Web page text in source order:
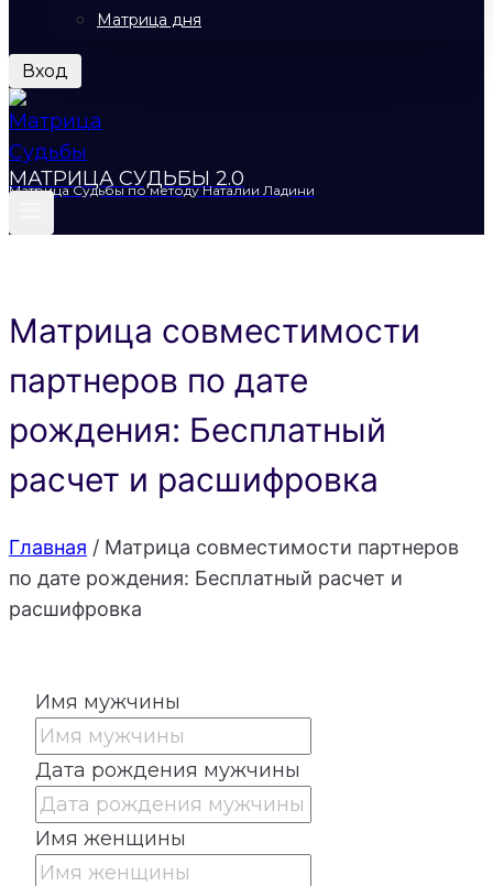
Матрица дня
Вход
МАТРИЦА СУДЬБЫ 2.0
Матрица Судьбы по методу Наталии Ладини
Матрица совместимости
партнеров по дате
рождения: Бесплатный
расчет и расшифровка
Главная / Матрица совместимости партнеров
по дате рождения: Бесплатный расчет и
расшифровка
Имя мужчины
Дата рождения мужчины
Имя женщины